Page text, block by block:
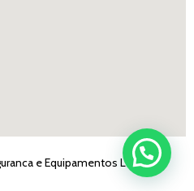
e Equipamentos LTDA -